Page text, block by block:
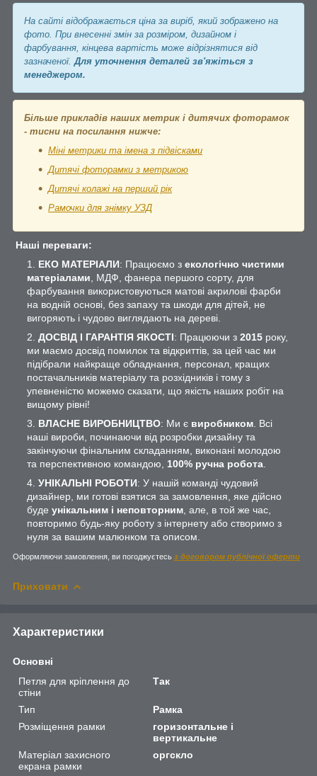
На сайті відображається ціна за виріб, який зображено на
фото. При внесенні змін за розміром, дизайном і
фарбування, кінцева вартість може відрізнятися від
зазначеної. Для уточнення деталей зв'яжіться з
менеджером.
Більше прикладів наших метрик і дитячих фоторамок
- тисни на посилання нижче:
Міні метрики та імена з підвісками
Дитячі фоторамки з метрикою
Дитячі колажі на перший рік
Рамочки для знімку УЗД
Наші переваги:
ЕКО МАТЕРІАЛИ: Працюємо з екологічно чистими
матеріалами , МДФ, фанера першого сорту, для
фарбування використовуються матові акрилові фарби
на водній основі, без запаху та шкоди для дітей, не
вигоряють і чудово виглядають на дереві.
ДОСВІД І ГАРАНТІЯ ЯКОСТІ: Працюючи з 2015 року,
ми маємо досвід помилок та відкриттів, за цей час ми
підібрали найкраще обладнання, персонал, кращих
постачальників матеріалу та розхідників і тому з
упевненістю можемо сказати, що якість наших робіт на
вищому рівні!
ВЛАСНЕ ВИРОБНИЦТВО: Ми є виробником . Всі
наші вироби, починаючи від розробки дизайну та
закінчуючи фінальним складанням, виконані молодою
та перспективною командою, 100% ручна робота
УНІКАЛЬНІ РОБОТИ: У нашій команді чудовий
дизайнер, ми готові взятися за замовлення, яке дійсно
буде унікальним і неповторним , але, в той же час,
повторимо будь-яку роботу з інтернету або створимо з
нуля за вашим малюнком та описом.
Оформляючи замовлення, ви погоджуєтесь з договором публічної оферти
Приховати
Характеристики
Основні
Петля для кріплення до
стіни
Так
Тип
Рамка
Розміщення рамки
горизонтальне і
вертикальне
Матеріал захисного
екрана рамки
оргскло